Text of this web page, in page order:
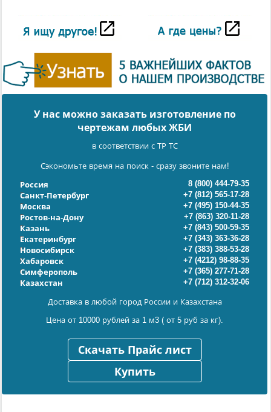
У нас можно заказать изготовление по
чертежам любых ЖБИ
в соответствии с ТР ТС
Сэкономьте время на поиск - сразу звоните нам!
Россия
8 (800) 444-79-35
Санкт-Петербург
+7 (812) 565-17-28
Москва
+7 (495) 150-44-35
Ростов-на-Дону
+7 (863) 320-11-28
Казань
+7 (843) 500-59-35
Екатеринбург
+7 (343) 363-36-28
Новосибирск
+7 (383) 388-53-28
Хабаровск
+7 (4212) 98-88-35
Симферополь
+7 (365) 277-71-28
Казахстан
+7 (712) 312-32-06
Доставка в любой город России и Казахстана
Цена от 10000 рублей за 1 м3 ( от 5 руб за кг).
Скачать Прайс лист
Купить